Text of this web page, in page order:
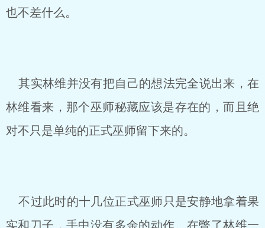
也不差什么。
其实林维并没有把自己的想法完全说出来，在
林维看来，那个巫师秘藏应该是存在的，而且绝
对不只是单纯的正式巫师留下来的。
不过此时的十几位正式巫师只是安静地拿着果
实和刀子，手中没有多余的动作。在瞥了林维一